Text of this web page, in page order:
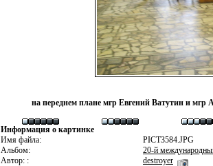
на переднем плане мгр Евгений Ватутин и
Информация о картинке
Имя файла:
PICT3584.JPG
Альбом:
20-й
Автор: :
destroyer